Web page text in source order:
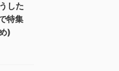
した
特集
)